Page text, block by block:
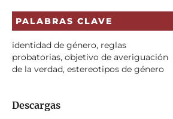
PALABRAS CLAVE
identidad de género, reglas
probatorias, objetivo de averiguación
de la verdad, estereotipos de género
Descargas